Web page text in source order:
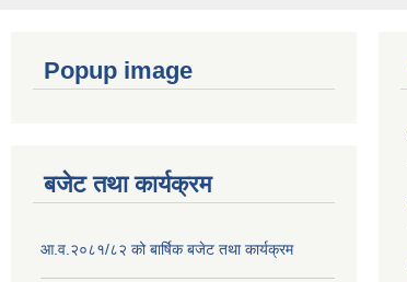
Popup image
बजेट तथा कार्यक्रम
आ.व.२०८१/८२ को बार्षिक बजेट तथा कार्यक्रम